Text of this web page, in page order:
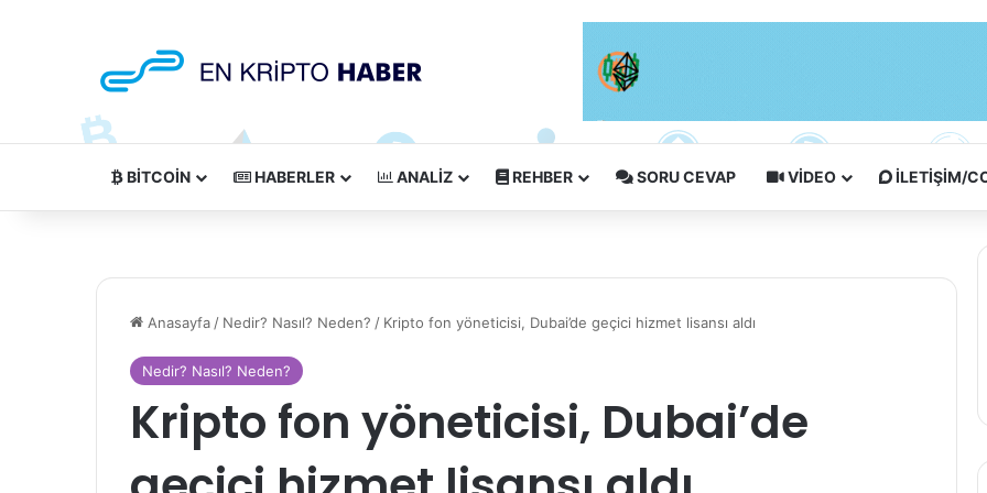
BITCOIN HABERLER ANALIZ REHBER SORU CEVAP VIDEO İLETIŞIM/
Anasayfa / Nedir? Nasıl? Neden? / Kripto fon yöneticisi, Dubai’de geçici hizmet lisansı aldı
Nedir? Nasıl? Neden?
Kripto fon yöneticisi, Dubai’de